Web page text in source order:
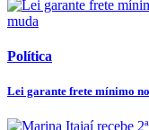
Política
Lei garante frete mínimo